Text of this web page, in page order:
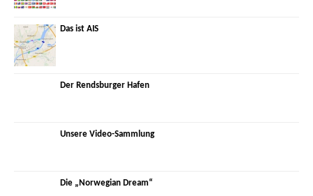
Das ist AIS
Der Rendsburger Hafen
Unsere Video-Sammlung
Die „Norwegian Dream“